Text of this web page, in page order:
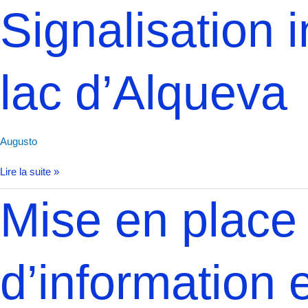
Signalisation
lac d’Alqueva
Augusto
intelligente
du
d’Alqueva
Lire la suite »
Mise en
d’information
en
place
systèmes
d’information
et